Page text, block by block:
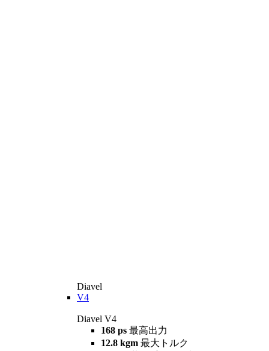
Diavel
V4
Diavel V4
168 ps 最高出力
12.8 kgm 最大トルク